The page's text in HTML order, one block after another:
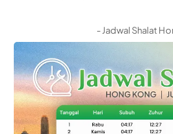
- Jadwal Shalat